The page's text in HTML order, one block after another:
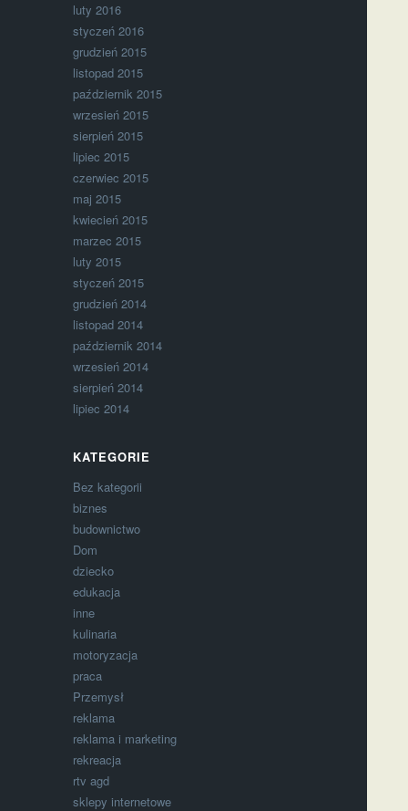
luty 2016
styczeń 2016
grudzień 2015
listopad 2015
październik 2015
wrzesień 2015
sierpień 2015
lipiec 2015
czerwiec 2015
maj 2015
kwiecień 2015
marzec 2015
luty 2015
styczeń 2015
grudzień 2014
listopad 2014
październik 2014
wrzesień 2014
sierpień 2014
lipiec 2014
KATEGORIE
Bez kategorii
biznes
budownictwo
Dom
dziecko
edukacja
inne
kulinaria
motoryzacja
praca
Przemysł
reklama
reklama i marketing
rekreacja
rtv agd
sklepy internetowe